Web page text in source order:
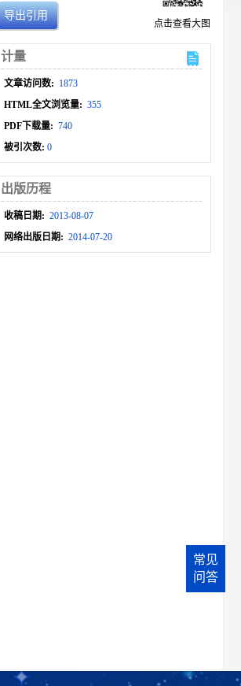
导出引用
点击查看大图
计量
文章访问数: 1873
HTML全文浏览量: 355
PDF下载量: 740
被引次数:0
出版历程
收稿日期: 2013-08-07
网络出版日期: 2014-07-20
常见
问答